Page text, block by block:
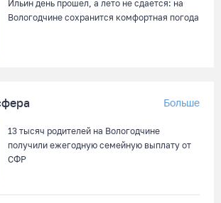
свой 250-летний юбилей открытием
Ильин день прошел, а лето не сдается: на
Вологодчине сохранится комфортная погода
Больше
13 тысяч родителей на Вологодчине
получили ежегодную семейную выплату от
СФР